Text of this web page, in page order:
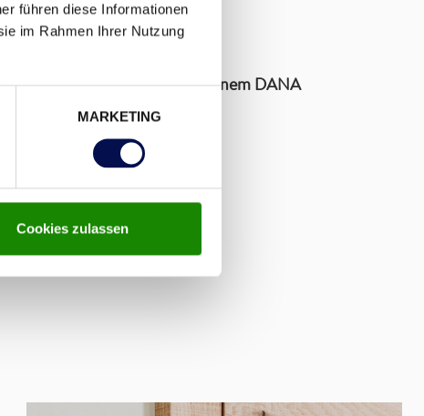
führen diese Informationen
im Rahmen Ihrer Nutzung
MARKETING
Cookies zulassen
einen Beratungstermin in einem DANA